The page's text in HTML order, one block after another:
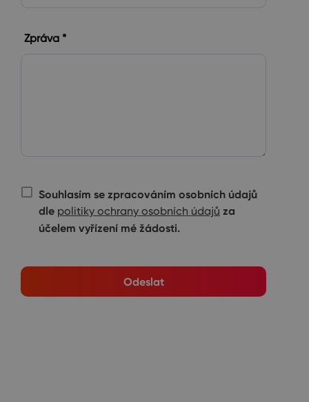
Zpráva *
Souhlasím se zpracováním osobních údajů
dle politiky ochrany osobních údajů za
účelem vyřízení mé žádosti.
Odeslat